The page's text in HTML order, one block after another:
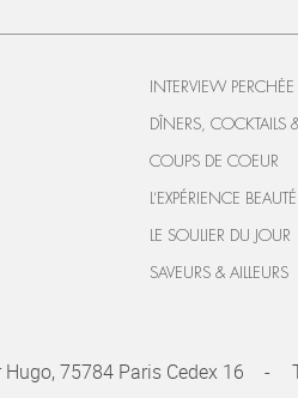
INTERVIEW PERCHÉE
DÎNERS, COCKTAILS
COUPS DE COEUR
L’EXPÉRIENCE BEAUTÉ
LE SOULIER DU JOUR
SAVEURS & AILLEURS
75784 Paris Cedex 16